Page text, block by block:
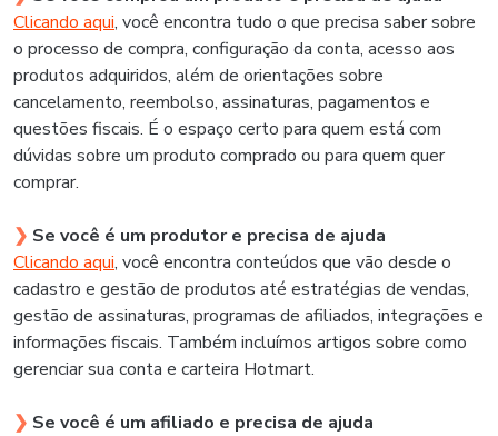
Clicando aqui, você encontra tudo o que precisa saber sobre
o processo de compra, configuração da conta, acesso aos
produtos adquiridos, além de orientações sobre
cancelamento, reembolso, assinaturas, pagamentos e
questões fiscais. É o espaço certo para quem está com
dúvidas sobre um produto comprado ou para quem quer
comprar.
❯ Se você é um produtor e precisa de ajuda
Clicando aqui, você encontra conteúdos que vão desde o
cadastro e gestão de produtos até estratégias de vendas,
gestão de assinaturas, programas de afiliados, integrações e
informações fiscais. Também incluímos artigos sobre como
gerenciar sua conta e carteira Hotmart.
❯ Se você é um afiliado e precisa de ajuda